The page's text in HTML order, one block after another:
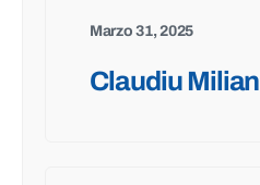
Marzo 31, 2025
Claudiu Milian